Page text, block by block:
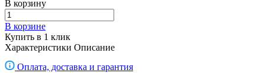
В корзину
В корзине
Купить в 1 клик
Характеристики Описание
Оплата, доставка и гарантия